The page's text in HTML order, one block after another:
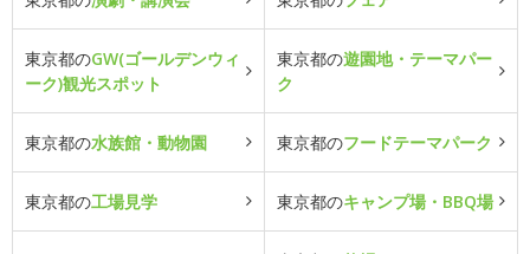
東京都のGW(ゴールデンウィ
ーク)観光スポット
東京都の遊園地・テーマパー
ク
東京都の水族館・動物園 東京都のフードテーマパーク
東京都の工場見学 東京都のキャンプ場・BBQ場